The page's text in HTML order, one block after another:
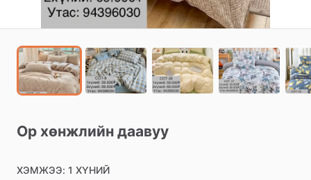
Ор хөнжлийн даавуу
ХЭМЖЭЭ: 1 ХҮНИЙ